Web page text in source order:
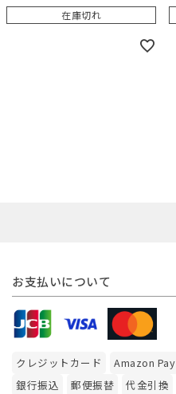
在庫切れ
お支払いについて
クレジットカード Amazon Pay
銀行振込
郵便振替 代金引換